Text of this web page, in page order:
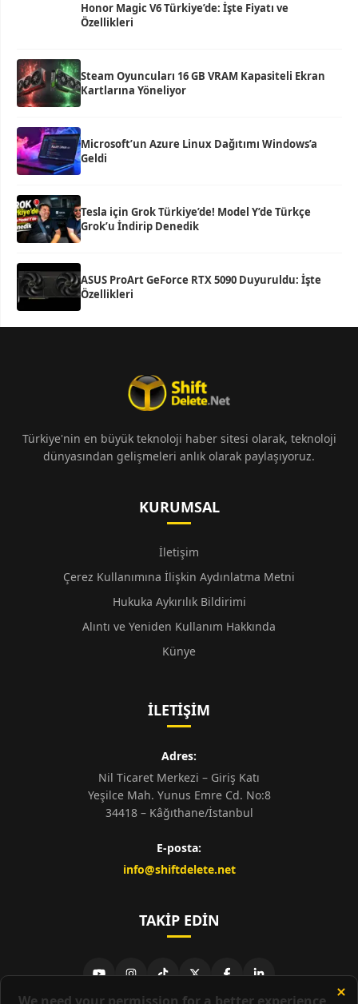
Honor Magic V6 Türkiye’de: İşte Fiyatı ve
Özellikleri
Steam Oyuncuları 16 GB VRAM Kapasiteli Ekran
Kartlarına Yöneliyor
Microsoft’un Azure Linux Dağıtımı Windows’a
Geldi
Tesla için Grok Türkiye’de! Model Y’de Türkçe
Grok’u İndirip Denedik
ASUS ProArt GeForce RTX 5090 Duyuruldu: İşte
Özellikleri
Türkiye'nin en büyük teknoloji haber sitesi olarak, teknoloji
dünyasından gelişmeleri anlık olarak paylaşıyoruz.
KURUMSAL
İletişim
Çerez Kullanımına İlişkin Aydınlatma Metni
Hukuka Aykırılık Bildirimi
Alıntı ve Yeniden Kullanım Hakkında
Künye
İLETIŞIM
Adres:
Nil Ticaret Merkezi – Giriş Katı
Yeşilce Mah. Yunus Emre Cd. No:8
34418 – Kâğıthane/İstanbul
E-posta:
info@shiftdelete.net
TAKIP EDIN